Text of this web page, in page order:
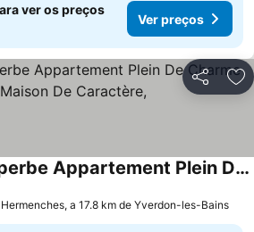
ver os preços
Ver preços
Partilhar
Hermenches: Superbe Appartement Plein De Charme Dans Maison De Caractère,
Hermenches, a 17.8 km de Yverdon-les-Bains